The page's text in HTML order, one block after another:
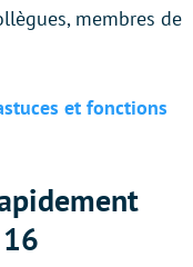
membres de
et fonctions